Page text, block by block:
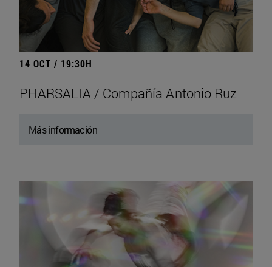
14 OCT / 19:30H
PHARSALIA / Compañía Antonio Ruz
Más información